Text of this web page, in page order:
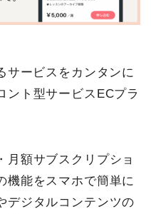
サービスをカンタンに
ント型サービスECプラ
月額サブスクリプショ
機能をスマホで簡単に
デジタルコンテンツの